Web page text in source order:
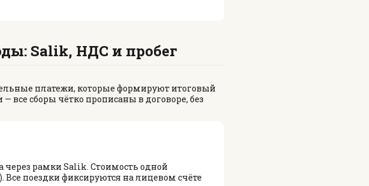
Salik, НДС и пробег
платежи, которые формируют итоговый
все сборы чётко прописаны в договоре, без
через рамки Salik. Стоимость одной
поездки фиксируются на лицевом счёте